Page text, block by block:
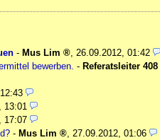
- Mus Lim , 26.09.2012, 01:42
bewerben. - Referatsleiter 408
13:01
17:07
- Mus Lim , 27.09.2012, 01:06